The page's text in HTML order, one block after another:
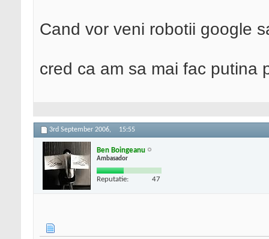
Cand vor veni robotii google
cred ca am sa mai fac putina
3rd September 2006, 15:55
Ben Boingeanu
Ambasador
Reputatie: 47